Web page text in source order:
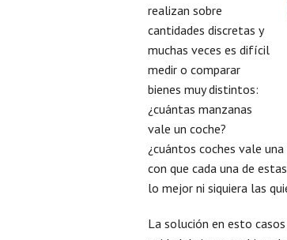
realizan sobre
cantidades discretas y
muchas veces es difícil
medir o comparar
bienes muy distintos:
¿cuántas manzanas
vale un coche?
¿cuántos coches vale
con que cada una de
lo mejor ni siquiera las
La solución en esto